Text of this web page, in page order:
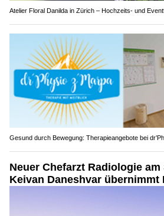
Atelier Floral Danilda in Zürich – Hochzeits- und
Gesund durch Bewegung: Therapieangebote bei
Neuer Chefarzt Radiologie
Keivan Daneshvar übernimmt